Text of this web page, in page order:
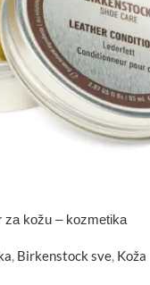
za kožu – kozmetika
, Birkenstock sve, Koža